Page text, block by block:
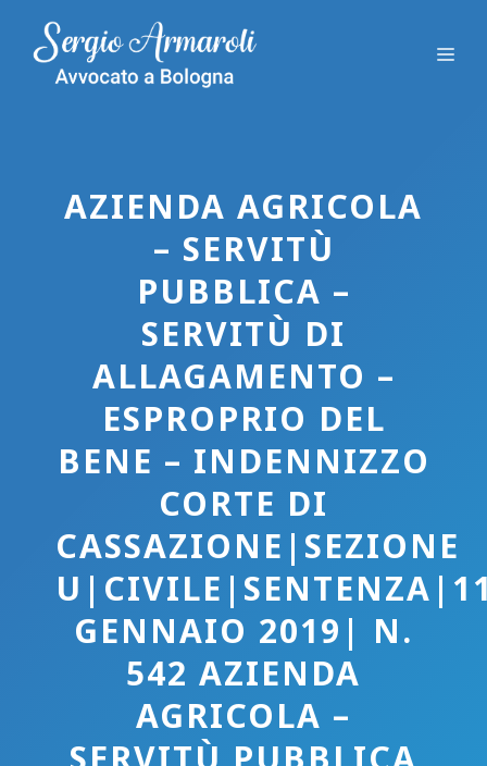
contenuto
AZIENDA AGRICOLA
– SERVITÙ
PUBBLICA –
SERVITÙ DI
ALLAGAMENTO –
ESPROPRIO DEL
BENE – INDENNIZZO
CORTE DI
CASSAZIONE|SEZIONE
GENNAIO 2019| N.
542 AZIENDA
AGRICOLA –